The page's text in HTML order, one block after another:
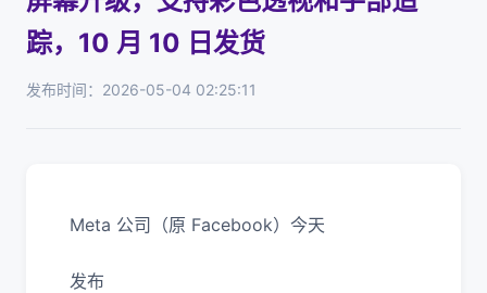
踪，10 月 10 日发货
发布时间：2026-05-04 02:25:11
Meta 公司（原 Facebook）今天
发布